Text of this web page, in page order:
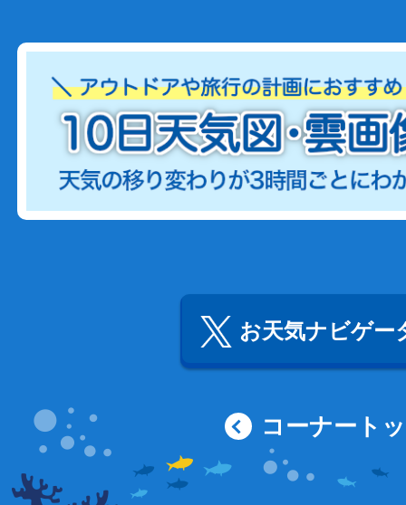
お天気ナビゲー
コーナート